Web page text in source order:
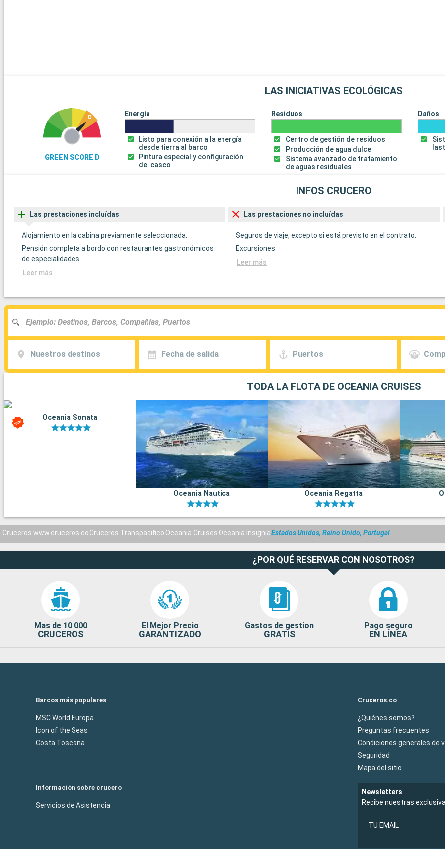
LAS INICIATIVAS ECOLÓGICAS
GREEN SCORE D
Energía
Listo para conexión a la energía
desde tierra al barco
Pintura especial y configuración
del casco
Residuos
Centro de gestión de residuos
Producción de agua dulce
Sistema avanzado de tratamiento
de aguas residuales
Daños
INFOS CRUCERO
Las prestaciones incluídas
Alojamiento en la cabina previamente seleccionada.
Pensión completa a bordo con restaurantes gastronómicos
de especialidades.
Leer más
Las prestaciones no incluídas
Seguros de viaje, excepto si está previsto en el contrato.
Excursiones.
Leer más
Nuestros destinos Fecha de salida Puertos
TODA LA FLOTA DE OCEANIA CRUISES
Oceania Sonata
Oceania Nautica Oceania Regatta
Cruceros www.cruceros.coCruceros Transpacifico Oceania Cruises Oceania InsigniaEstados Unidos, Reino Unido, Portugal
¿POR QUÉ RESERVAR CON NOSOTROS?
Mas de 10 000
CRUCEROS
El Mejor Precio
GARANTIZADO
Gastos de gestion
GRATIS
Pago seguro
EN LÍNEA
Barcos más populares
MSC World Europa
Icon of the Seas
Costa Toscana
Cruceros.co
¿Quiénes somos?
Preguntas frecuentes
Condiciones generales de
Seguridad
Mapa del sitio
Información sobre crucero
Servicios de Asistencia
Newsletters
Recibe nuestras
TU EMAIL